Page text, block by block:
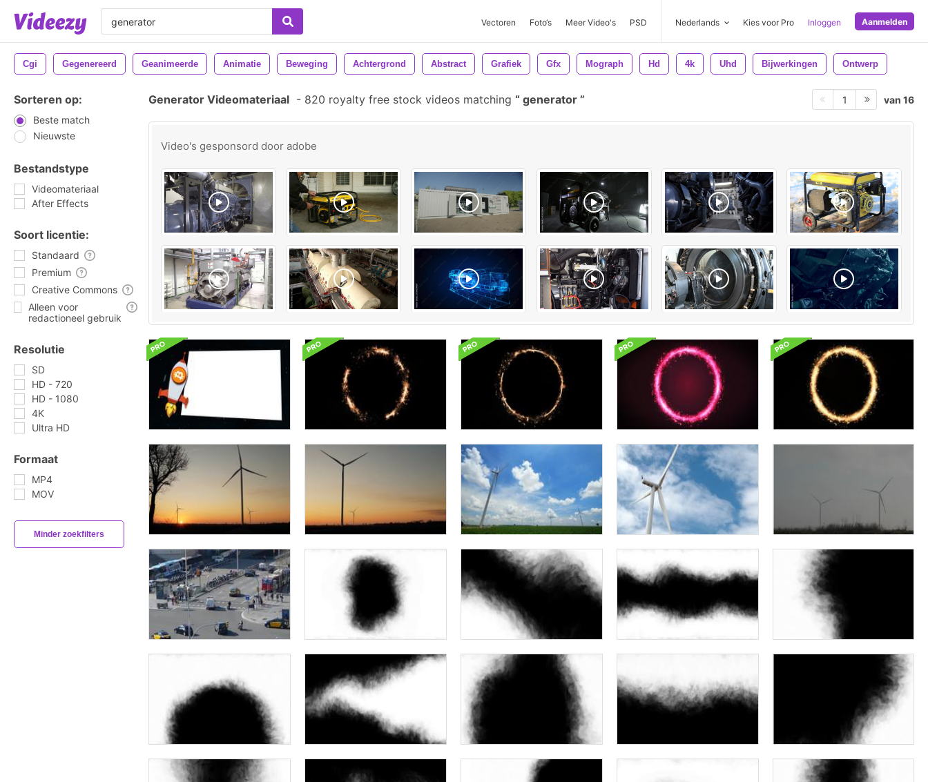
Vectoren Foto‘s Meer Video's PSD Nederlands Kies voor Pro Inloggen Aanmelden
Cgi Gegenereerd Geanimeerde Animatie Beweging Achtergrond Abstract Grafiek Gfx Mograph Hd 4k Uhd Bijwerkingen Ontwerp
Sorteren op:
Beste match
Nieuwste
Bestandstype
Videomateriaal
After Effects
Soort licentie:
Standaard
Premium
Creative Commons
Alleen voor
redactioneel gebruik
Resolutie
SD
HD - 720
HD - 1080
4K
Ultra HD
Formaat
MP4
MOV
Minder zoekfilters
Generator Videomateriaal - 820 royalty free stock videos matching generator 1 van 16
Video's gesponsord door adobe